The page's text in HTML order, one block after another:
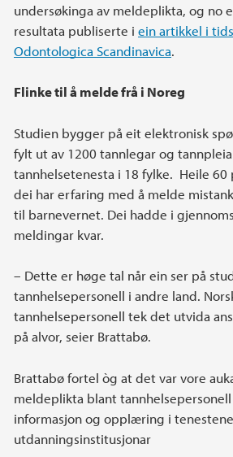
undersøkinga av meldeplikta, og no
resultata publiserte i ein artikkel i
Odontologica Scandinavica.
Flinke til å melde frå i Noreg
Studien bygger på eit elektronisk
fylt ut av 1200 tannlegar og
tannhelsetenesta i 18 fylke. Heile 60
dei har erfaring med å melde
til barnevernet. Dei hadde i
meldingar kvar.
– Dette er høge tal når ein ser på
tannhelsepersonell i andre land.
tannhelsepersonell tek det utvida
på alvor, seier Brattabø.
Brattabø fortel òg at det var vore
meldeplikta blant
informasjon og opplæring i
utdanningsinstitusjonar